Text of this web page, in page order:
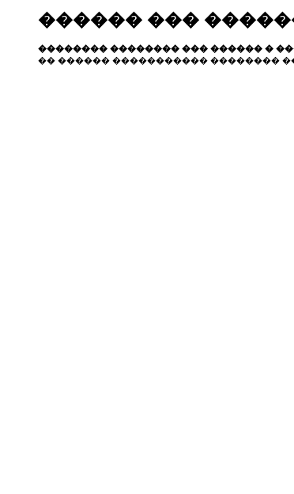
������ ���
�������� �������� ��� ������ �
�� ������ ����������� ��������